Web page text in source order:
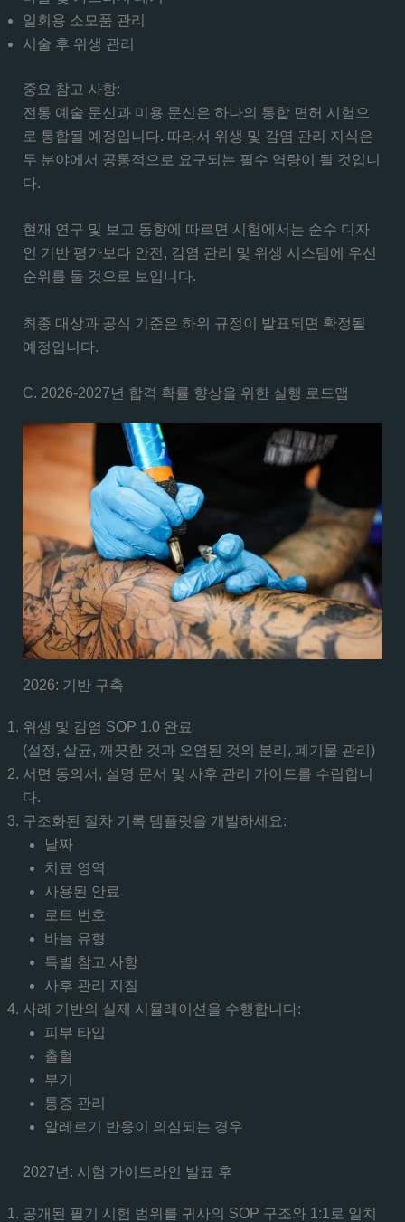
일회용 소모품 관리
시술 후 위생 관리
중요 참고 사항:
전통 예술 문신과 미용 문신은 하나의 통합 면허 시험으
로 통합될 예정입니다. 따라서 위생 및 감염 관리 지식은
두 분야에서 공통적으로 요구되는 필수 역량이 될 것입니
다.
현재 연구 및 보고 동향에 따르면 시험에서는 순수 디자
인 기반 평가보다 안전, 감염 관리 및 위생 시스템에 우선
순위를 둘 것으로 보입니다.
최종 대상과 공식 기준은 하위 규정이 발표되면 확정될
예정입니다.
C. 2026-2027년 합격 확률 향상을 위한 실행 로드맵
2026: 기반 구축
위생 및 감염 SOP 1.0 완료
(설정, 살균, 깨끗한 것과 오염된 것의 분리, 폐기물 관리)
서면 동의서, 설명 문서 및 사후 관리 가이드를 수립합니
다.
구조화된 절차 기록 템플릿을 개발하세요:
날짜
치료 영역
사용된 안료
로트 번호
바늘 유형
특별 참고 사항
사후 관리 지침
사례 기반의 실제 시뮬레이션을 수행합니다:
피부 타입
출혈
부기
통증 관리
알레르기 반응이 의심되는 경우
2027년: 시험 가이드라인 발표 후
공개된 필기 시험 범위를 귀사의 SOP 구조와 1:1로 일치